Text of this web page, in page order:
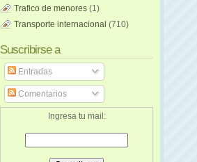
Trafico de menores (1)
Transporte internacional (710)
Suscribirse a
Entradas
Comentarios
Ingresa tu mail: